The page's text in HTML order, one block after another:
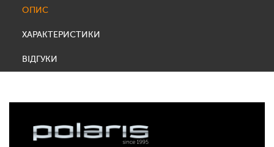
ОПИС
ХАРАКТЕРИСТИКИ
ВІДГУКИ